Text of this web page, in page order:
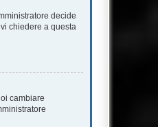
decide
chiedere a questa
cambiare